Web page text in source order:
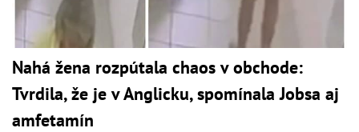
Nahá žena rozpútala chaos v obchode:
Tvrdila, že je v Anglicku, spomínala Jobsa aj
amfetamín